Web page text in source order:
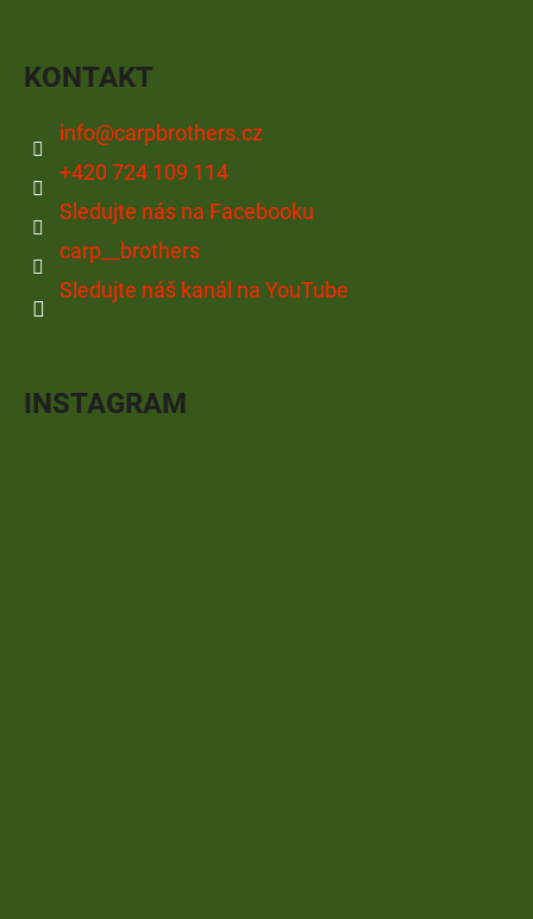
KONTAKT
info@carpbrothers.cz
+420 724 109 114
Sledujte nás na Facebooku
carp__brothers
Sledujte náš kanál na YouTube
INSTAGRAM